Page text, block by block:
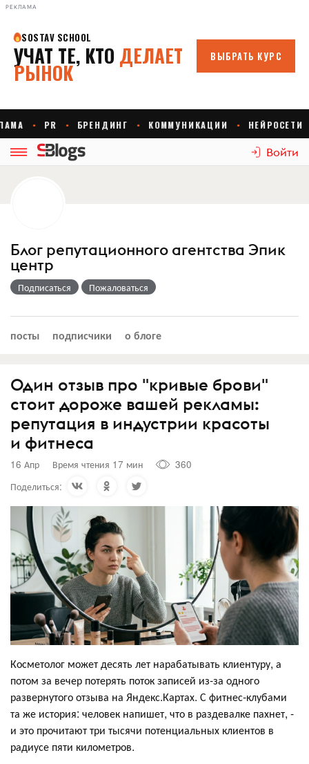
РЕКЛАМА
Войти
Блог репутационного агентства Эпик
центр
Подписаться Пожаловаться
посты подписчики о блоге
Один отзыв про "кривые брови"
стоит дороже вашей рекламы:
репутация в индустрии красоты
и фитнеса
16 Апр Время чтения 17 мин
360
Поделиться:
Косметолог может десять лет нарабатывать клиентуру, а
потом за вечер потерять поток записей из-за одного
развернутого отзыва на Яндекс.Картах. С фитнес-клубами
та же история: человек напишет, что в раздевалке пахнет, -
и это прочитают три тысячи потенциальных клиентов в
радиусе пяти километров.